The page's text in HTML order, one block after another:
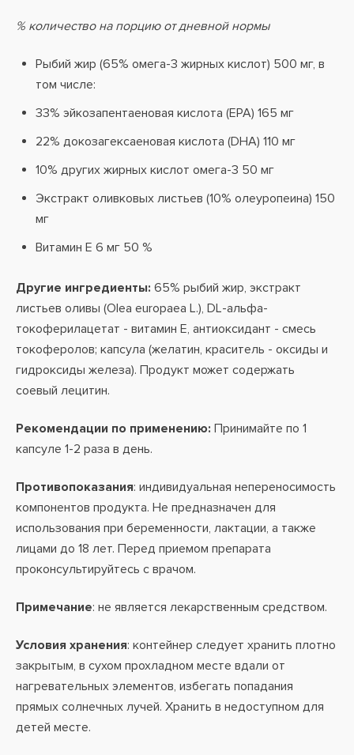
% количество на порцию от дневной нормы
Рыбий жир (65% омега-3 жирных кислот) 500 мг, в
том числе:
33% эйкозапентаеновая кислота (EPA) 165 мг
22% докозагексаеновая кислота (DHA) 110 мг
10% других жирных кислот омега-3 50 мг
Экстракт оливковых листьев (10% олеуропеина) 150
мг
Витамин Е 6 мг 50 %
Другие ингредиенты: 65% рыбий жир, экстракт
листьев оливы (Olea europaea L.), DL-альфа-
токоферилацетат - витамин Е, антиоксидант - смесь
токоферолов; капсула (желатин, краситель - оксиды и
гидроксиды железа). Продукт может содержать
соевый лецитин.
Рекомендации по применению: Принимайте по 1
капсуле 1-2 раза в день.
Противопоказания: индивидуальная непереносимость
компонентов продукта. Не предназначен для
использования при беременности, лактации, а также
лицами до 18 лет. Перед приемом препарата
проконсультируйтесь с врачом.
Примечание: не является лекарственным средством.
Условия хранения: контейнер следует хранить плотно
закрытым, в сухом прохладном месте вдали от
нагревательных элементов, избегать попадания
прямых солнечных лучей. Хранить в недоступном для
детей месте.